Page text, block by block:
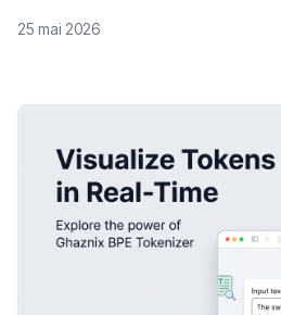
25 mai 2026